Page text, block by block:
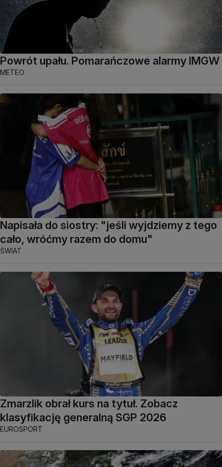
Powrót upału. Pomarańczowe alarmy IMGW
METEO
Napisała do siostry: "jeśli wyjdziemy z tego
cało, wróćmy razem do domu"
ŚWIAT
Zmarzlik obrał kurs na tytuł. Zobacz
klasyfikację generalną SGP 2026
EUROSPORT